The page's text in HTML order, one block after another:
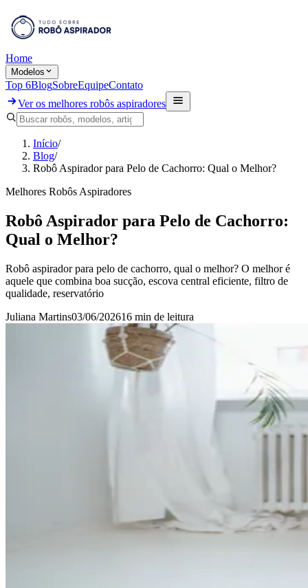
Home
Modelos
Top 6BlogSobreEquipeContato
Ver os melhores robôs aspiradores
Início/
Blog/
Robô Aspirador para Pelo de Cachorro: Qual o Melhor?
Melhores Robôs Aspiradores
Robô Aspirador para Pelo de Cachorro:
Qual o Melhor?
Robô aspirador para pelo de cachorro, qual o melhor? O melhor é
aquele que combina boa sucção, escova central eficiente, filtro de
qualidade, reservatório
Juliana Martins03/06/202616 min de leitura